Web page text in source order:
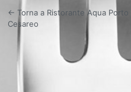
← Torna a Ristorante Aqua Porto
Cesareo